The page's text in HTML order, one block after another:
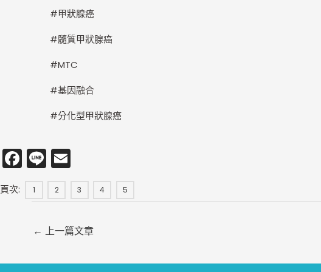
#甲狀腺癌
#髓質甲狀腺癌
#MTC
#基因融合
#分化型甲狀腺癌
F
a
c
Li
n
e
m
ai
頁次: 1 2 3 4 5
← 上一篇文章